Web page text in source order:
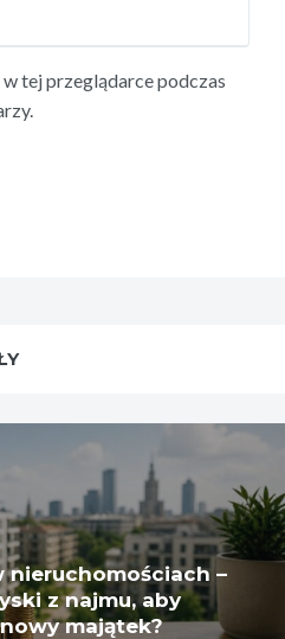
tej przeglądarce podczas
nieruchomościach –
z najmu, aby
majątek?